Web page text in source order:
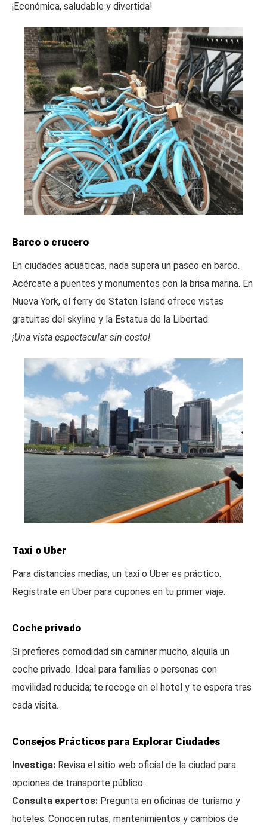
¡Económica, saludable y divertida!
Barco o crucero
En ciudades acuáticas, nada supera un paseo en barco.
Acércate a puentes y monumentos con la brisa marina. En
Nueva York, el ferry de Staten Island ofrece vistas
gratuitas del skyline y la Estatua de la Libertad.
¡Una vista espectacular sin costo!
Taxi o Uber
Para distancias medias, un taxi o Uber es práctico.
Regístrate en Uber para cupones en tu primer viaje.
Coche privado
Si prefieres comodidad sin caminar mucho, alquila un
coche privado. Ideal para familias o personas con
movilidad reducida; te recoge en el hotel y te espera tras
cada visita.
Consejos Prácticos para Explorar Ciudades
Investiga: Revisa el sitio web oficial de la ciudad para
opciones de transporte público.
Consulta expertos: Pregunta en oficinas de turismo y
hoteles. Conocen rutas, mantenimientos y cambios de